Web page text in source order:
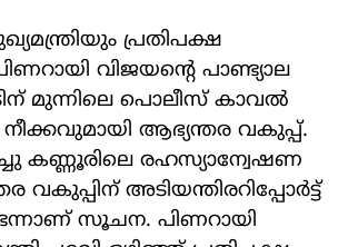
പ്രതിപക്ഷ
വിജയന്റെ പാണ്ട്യാല
മുന്നിലെ പൊലീസ് കാവല്‍
ആഭ്യന്തര വകുപ്പ്.
കണ്ണൂരിലെ രഹസ്യാന്വേഷണ
വകുപ്പിന് അടിയന്തിരറിപ്പോര്‍ട്ട്
സൂചന. പിണറായി